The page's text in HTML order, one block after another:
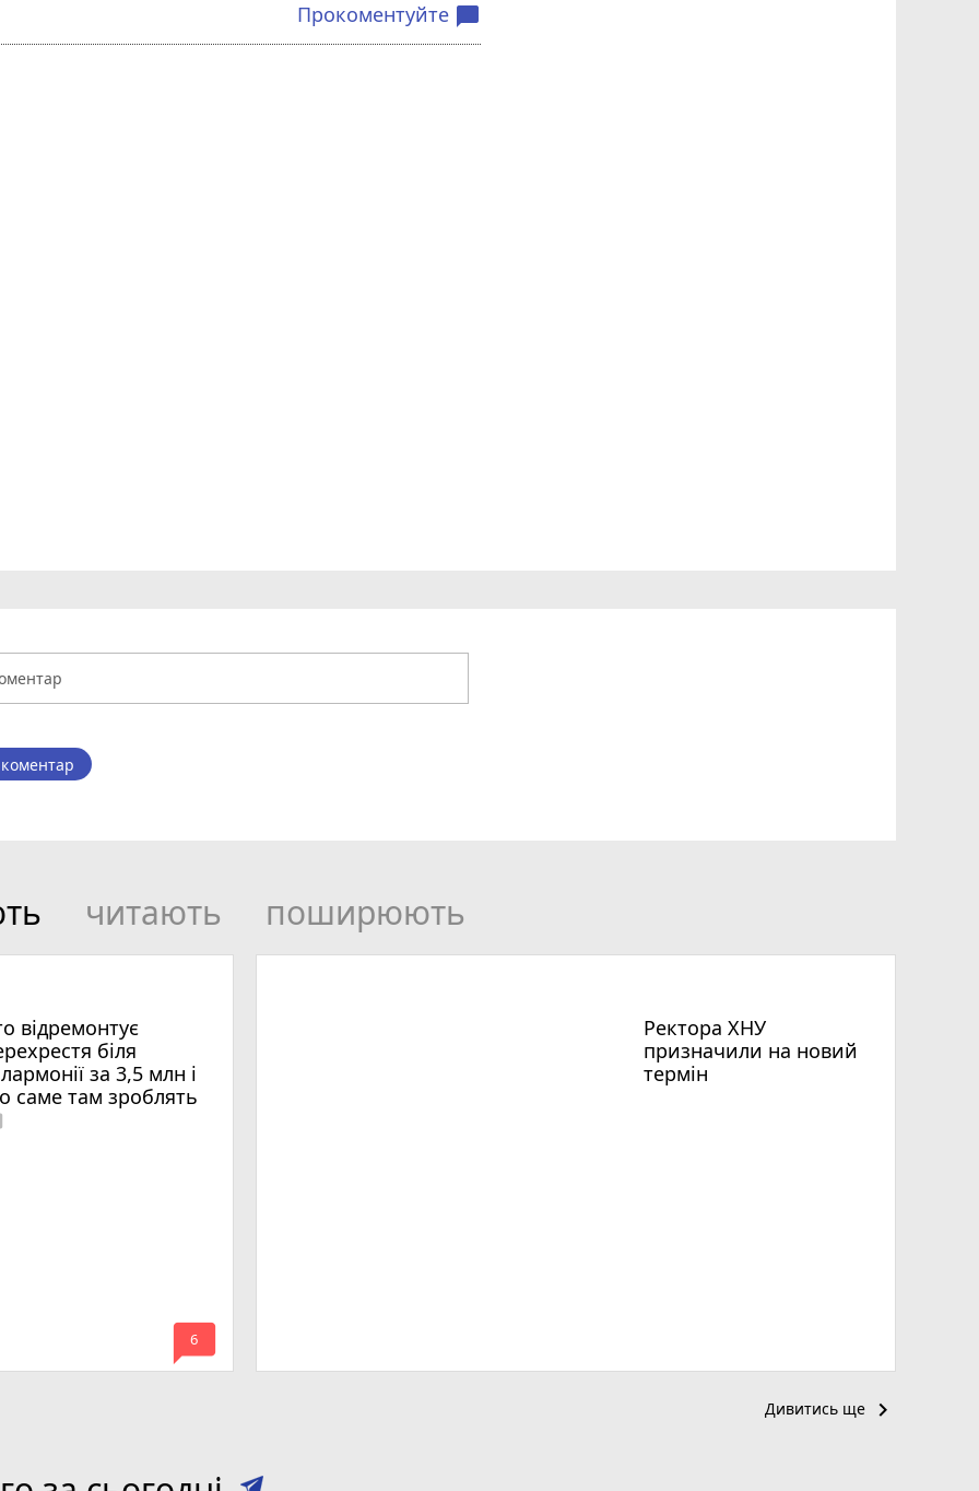
Прокоментуйте chat_bubble
читають поширюють
відремонтує
біля
за 3,5 млн і
саме там зроблять
mode_comment
6
Ректора ХНУ
призначили на новий
термін
Дивитись ще keyboard_arrow_right